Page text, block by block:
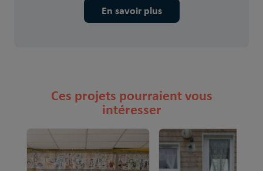
En savoir plus
Ces projets pourraient vous
intéresser